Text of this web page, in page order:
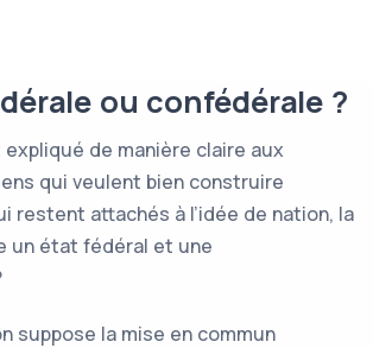
ou confédérale ?
de manière claire aux
qui veulent bien construire
restent attachés à l’idée de nation, la
un état fédéral et une
suppose la mise en commun